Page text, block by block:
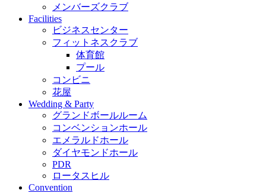
メンバーズクラブ
Facilities
ビジネスセンター
フィットネスクラブ
体育館
プール
コンビニ
花屋
Wedding & Party
グランドボールルーム
コンベンションホール
エメラルドホール
ダイヤモンドホール
PDR
ロータスヒル
Convention